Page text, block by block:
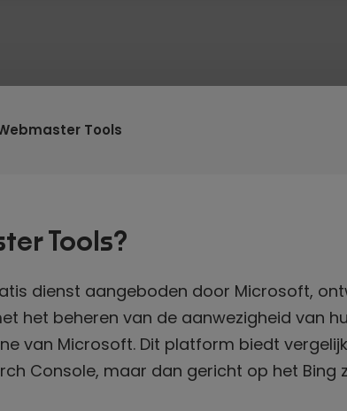
Tools
Tools?
dienst aangeboden door Microsoft,
het beheren van de aanwezigheid van
van Microsoft. Dit platform biedt
Console, maar dan gericht op het Bing